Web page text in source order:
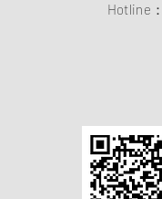
Hotline